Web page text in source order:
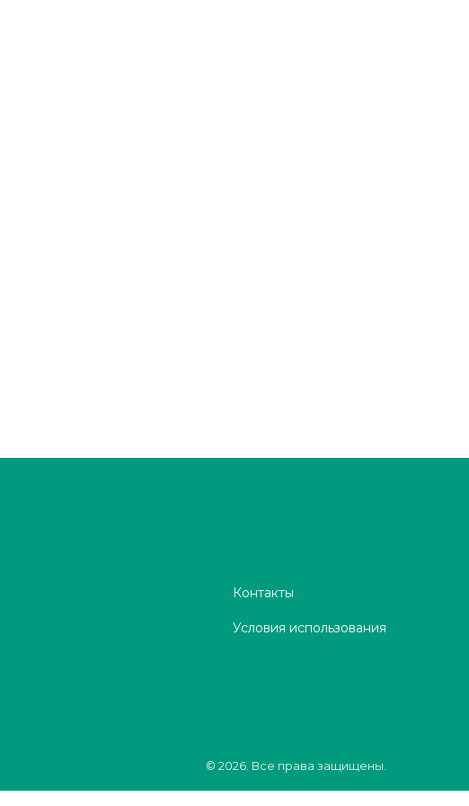
Контакты
Условия использования
© 2026. Все права защищены.